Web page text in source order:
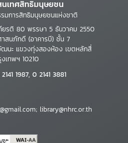
นเทศสิทธิมนุษยชน
มการสิทธิมนุษยชนแห่งชาติ
ยรติ 80 พรรษา 5 ธันวาคม 2550
าสนภักดี (อาคารบี) ชั้น 7
นะ แขวงทุ่งสองห้อง เขตหลักสี่
เทพฯ 10210
1987, 0 2141 3881
library@nhrc.or.th